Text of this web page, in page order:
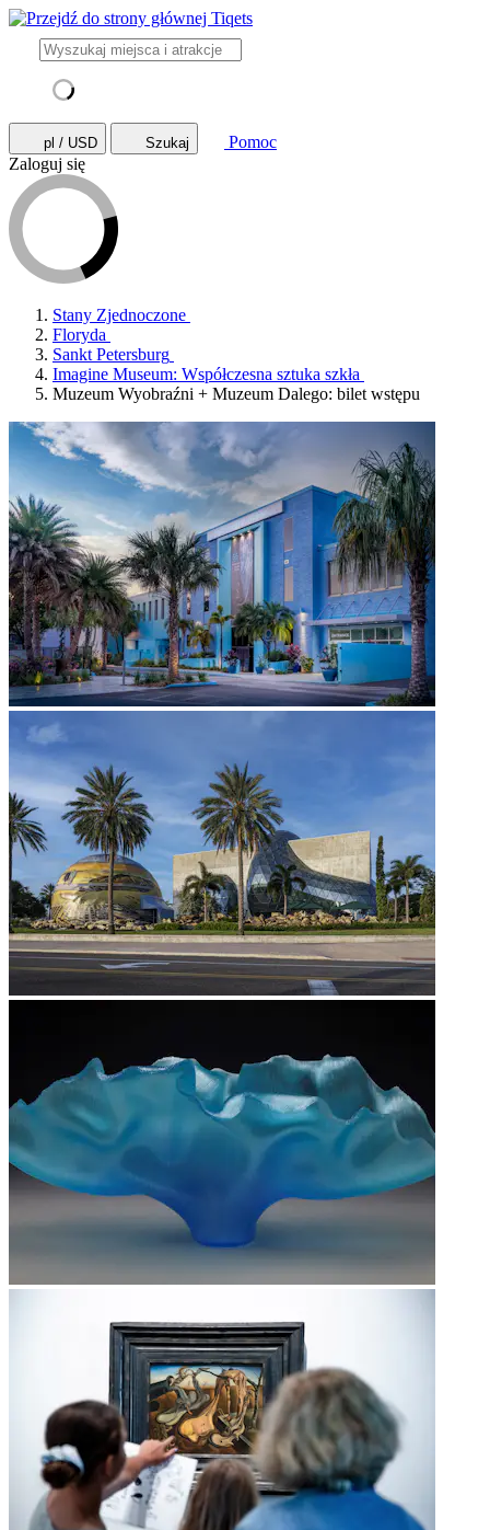
pl / USD Szukaj
Pomoc
Zaloguj się
Stany Zjednoczone
Floryda
Sankt Petersburg
Imagine Museum: Współczesna sztuka szkła
Muzeum Wyobraźni + Muzeum Dalego: bilet wstępu